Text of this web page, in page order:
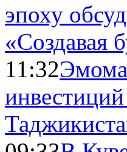
эпоху
«Создавая
11:32